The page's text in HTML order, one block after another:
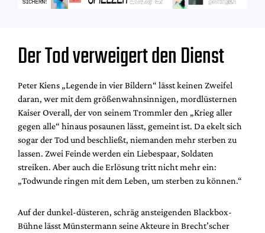
Der Tod verweigert den Dienst
Peter Kiens „Legende in vier Bildern“ lässt keinen Zweifel
daran, wer mit dem größenwahnsinnigen, mordlüsternen
Kaiser Overall, der von seinem Trommler den „Krieg aller
gegen alle“ hinaus posaunen lässt, gemeint ist. Da ekelt sich
sogar der Tod und beschließt, niemanden mehr sterben zu
lassen. Zwei Feinde werden ein Liebespaar, Soldaten
streiken. Aber auch die Erlösung tritt nicht mehr ein:
„Todwunde ringen mit dem Leben, um sterben zu können.“
Auf der dunkel-düsteren, schräg ansteigenden Blackbox-
Bühne lässt Münstermann seine Akteure in Brecht’scher